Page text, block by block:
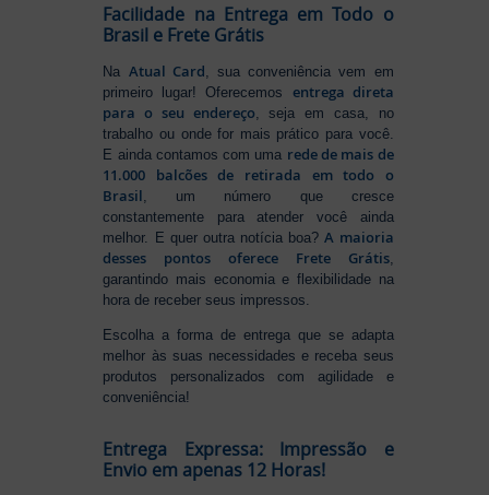
Facilidade na Entrega em Todo o
Brasil e Frete Grátis
Na Atual Card , sua conveniência vem em
primeiro lugar! Oferecemos entrega direta
para o seu endereço , seja em casa, no
trabalho ou onde for mais prático para você.
E ainda contamos com uma rede de mais de
11.000 balcões de retirada em todo o
Brasil , um número que cresce
constantemente para atender você ainda
melhor. E quer outra notícia boa?A maioria
desses pontos oferece Frete Grátis,
garantindo mais economia e flexibilidade na
hora de receber seus impressos.
Escolha a forma de entrega que se adapta
melhor às suas necessidades e receba seus
produtos personalizados com agilidade e
conveniência!
Entrega Expressa: Impressão e
Envio em apenas 12 Horas!